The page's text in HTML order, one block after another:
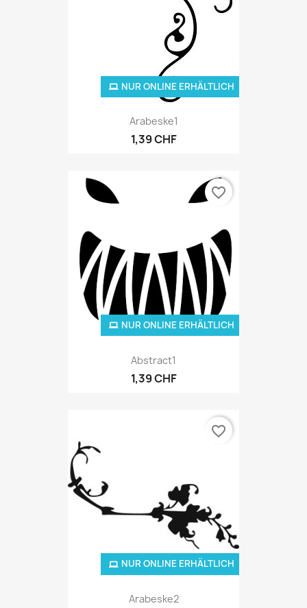
Arabeske1
1,39 CHF
NUR ONLINE ERHÄLTLICH
Abstract1
1,39 CHF
NUR ONLINE ERHÄLTLICH
favorite_border
Arabeske2
NUR ONLINE ERHÄLTLICH
favorite_border